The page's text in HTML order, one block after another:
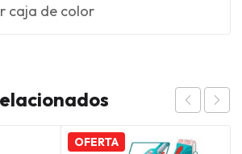
caja de color
OFERTA